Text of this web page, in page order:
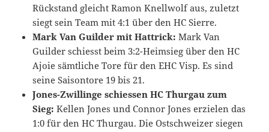
Rückstand gleicht Ramon Knellwolf aus, zuletzt
siegt sein Team mit 4:1 über den HC Sierre.
Mark Van Guilder mit Hattrick: Mark Van
Guilder schiesst beim 3:2-Heimsieg über den HC
Ajoie sämtliche Tore für den EHC Visp. Es sind
seine Saisontore 19 bis 21.
Jones-Zwillinge schiessen HC Thurgau zum
Sieg: Kellen Jones und Connor Jones erzielen das
1:0 für den HC Thurgau. Die Ostschweizer siegen